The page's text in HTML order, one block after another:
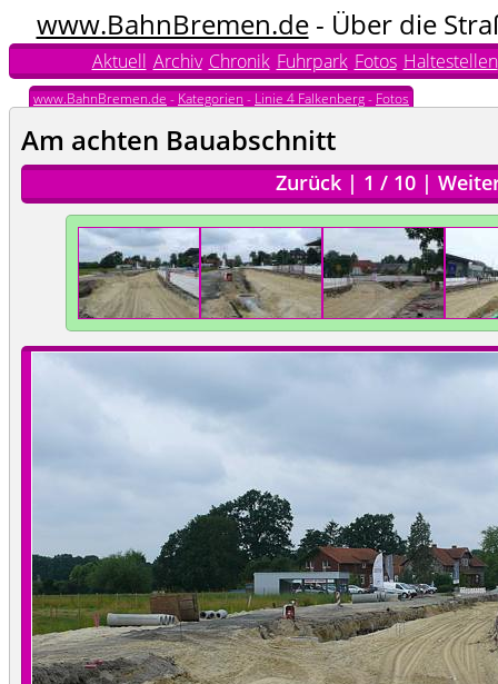
www.BahnBremen.de- Über die
Aktuell Archiv Chronik Fuhrpark Fotos Haltestellen
www.BahnBremen.de - Kategorien - Linie 4 Falkenberg- Fotos
Am achten Bauabschnitt
Zurück | 1 / 10 |